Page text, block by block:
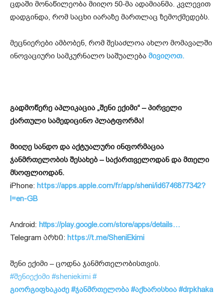
ცდაში მონაწილეობა მიიღო 50-მა ადამიანმა. კვლევით
დადგინდა, რომ საცხი იარაზე მართლაც ზემოქმედებს.
მეცნიერები ამბობენ, რომ შესაძლოა ახლო მომავალში
ინოვაციური სამკურნალო საშუალება მივიღოთ.
გადმოწერე აპლიკაცია „შენი ექიმი“ – პირველი
ქართული სამედიცინო პლატფორმა!
მიიღე სანდო და აქტუალური ინფორმაცია
ჯანმრთელობის შესახებ – საქართველოდან და მთელი
მსოფლიოდან.
iPhone: https://apps.apple.com/fr/app/sheni/id6746877342?
l=en-GB
Android: https://play.google.com/store/apps/details…
Telegram არხი: https://t.me/SheniEkimi
შენი ექიმი – ცოდნა ჯანმრთელობისთვის.
#შენიექიმი #sheniekimi #
გიორგიფხაკაძე #ჯანმრთელობა #აქხარისხია #drpkhaka